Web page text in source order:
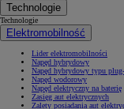
Technologie
Technologie
Elektromobilność
Lider elektromobilności
Napęd hybrydowy
Napęd hybrydowy typu
Napęd wodorowy
Napęd elektryczny na baterię
Zasięg aut elektrycznych
Zalety posiadania aut